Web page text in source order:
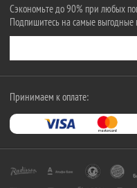
Сэкономьте до 90% при любых
Подпишитесь на самые выгодные
Принимаем к оплате: